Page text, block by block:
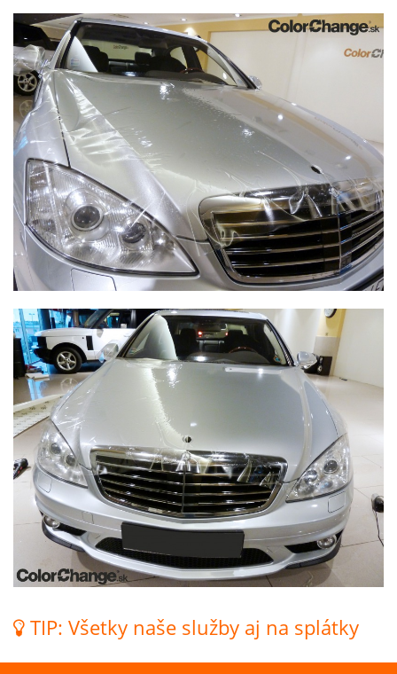
TIP: Všetky naše služby aj na splátky